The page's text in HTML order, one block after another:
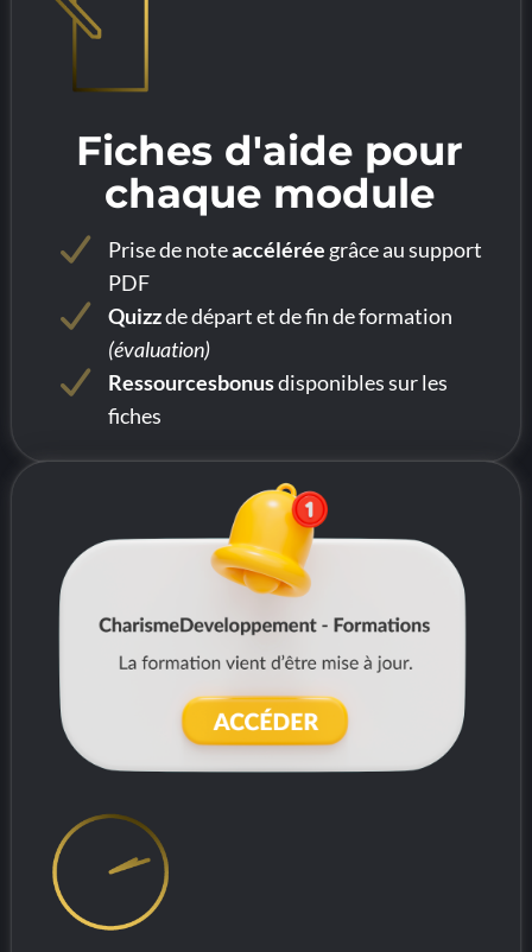
Fiches d'aide pour
chaque module
Prise de noteaccélérée grâce au support
PDF
Quizzde départ et de fin de formation
(évaluation)
Ressourcesbonusdisponibles sur les
fiches